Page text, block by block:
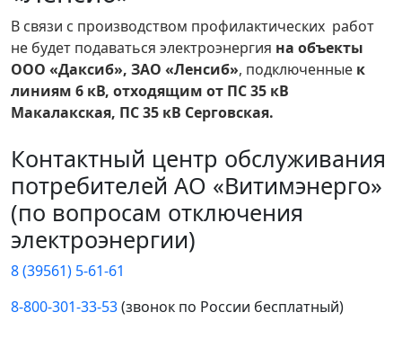
В связи с производством профилактических работ
не будет подаваться электроэнергия на объекты
ООО «Даксиб», ЗАО «Ленсиб», подключенные к
линиям 6 кВ, отходящим от ПС 35 кВ
Макалакская, ПС 35 кВ Серговская.
Контактный центр обслуживания
потребителей АО «Витимэнерго»
(по вопросам отключения
электроэнергии)
8 (39561) 5-61-61
8-800-301-33-53(звонок по России бесплатный)